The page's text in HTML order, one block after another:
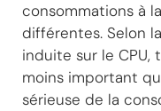
consommations à
différentes. Selon
induite sur le CPU,
moins important
sérieuse de la